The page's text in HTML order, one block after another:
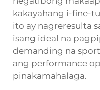
kakayahang i-fine-
ito ay nagreresulta
isang ideal na
demanding na
ang performance
pinakamahalaga.